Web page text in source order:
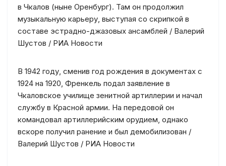
в Чкалов (ныне Оренбург). Там он продолжил
музыкальную карьеру, выступая со скрипкой в
составе эстрадно-джазовых ансамблей / Валерий
Шустов / РИА Новости
В 1942 году, сменив год рождения в документах с
1924 на 1920, Френкель подал заявление в
Чкаловское училище зенитной артиллерии и начал
службу в Красной армии. На передовой он
командовал артиллерийским орудием, однако
вскоре получил ранение и был демобилизован /
Валерий Шустов / РИА Новости